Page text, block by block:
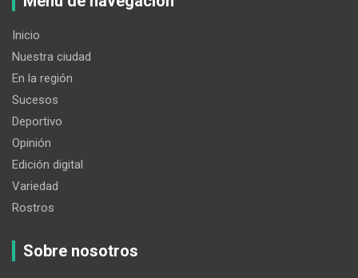
Inicio
Nuestra ciudad
En la región
Sucesos
Deportivo
Opinión
Edición digital
Variedad
Rostros
Sobre nosotros